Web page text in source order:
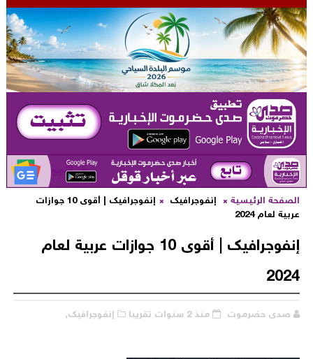
الرئيسية إنفوجرافيك
إنفوجرافيك | أقوى 10 جوازات
لعام 2024
إنفوجرافيك | أقوى 10 جوازات عربية لعام
صدى حضرموت منذ 2 سنوات تقريبا إنفوجرافيك,